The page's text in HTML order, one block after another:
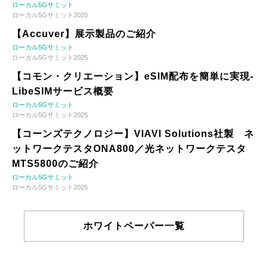
ローカル5Gサミット
ローカル5Gサミット2025
【Accuver】展示製品のご紹介
ローカル5Gサミット
ローカル5Gサミット2025
【コモン・クリエーション】eSIM配布を簡単に実現-
LibeSIMサービス概要
ローカル5Gサミット
ローカル5Gサミット2025
【コーンズテクノロジー】VIAVI Solutions社製 ネ
ットワークテスタONA800／光ネットワークテスタ
MTS5800のご紹介
ローカル5Gサミット
ローカル5Gサミット2025
ホワイトペーパー一覧